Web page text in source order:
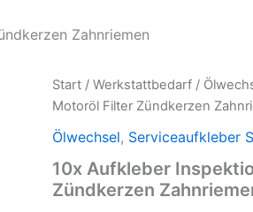
Zahnriemen
Start / Werkstattbedarf /
Motoröl Filter Zündkerzen
Ölwechsel, Serviceaufkleber
10x Aufkleber
Zündkerzen